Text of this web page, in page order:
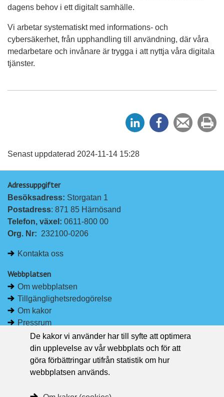
dagens behov i ett digitalt samhälle.
Vi arbetar systematiskt med informations- och
cybersäkerhet, från upphandling till användning, där våra
medarbetare och invånare är trygga i att nyttja våra digitala
tjänster.
e
e
Tipsa
en
ut
Senast uppdaterad 2024-11-14 15:28
Adressuppgifter
Besöksadress: Storgatan 1
Postadress: 871 85 Härnösand
Telefon, växel: 0611-800 00
Org. Nr: 232100-0206
Kontakta oss
Webbplatsen
Om webbplatsen
Tillgänglighetsredogörelse
Om kakor
Pressrum
Håll dig uppdaterad
Följ Region Västernorrland på Facebook
Region Västernorrland i sociala medier
De kakor vi använder har till syfte att optimera
din upplevelse av vår webbplats och för att
göra förbättringar utifrån statistik om hur
webbplatsen används.